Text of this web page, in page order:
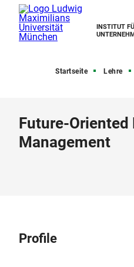
INSTITUT
Startseite Lehre
Future-Oriented
Management
Profile